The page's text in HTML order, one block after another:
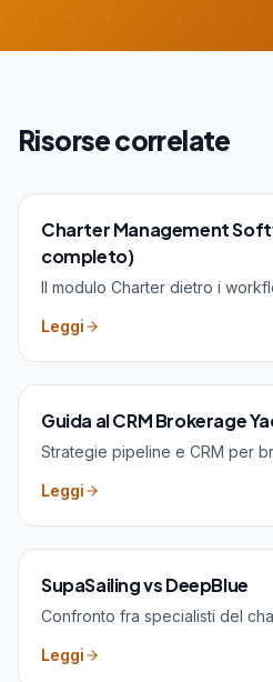
Risorse correlate
Charter Management
completo)
Il modulo Charter dietro i
Leggi
Guida al CRM Brokerage
Strategie pipeline e CRM per
Leggi
SupaSailing vs DeepBlue
Confronto fra specialisti del
Leggi